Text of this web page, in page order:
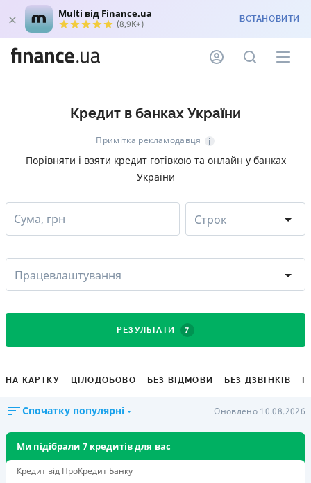
Multi від Finance.ua
(8,9K+) ВСТАНОВИТИ
Кредит в банках України
Примітка рекламодавця
Порівняти і взяти кредит готівкою та онлайн у банках
України
Сума, грн Строк
Працевлаштування
РЕЗУЛЬТАТИ 7
НА КАРТКУ ЦІЛОДОБОВО БЕЗ ВІДМОВИ БЕЗ ДЗВІНКІВ
Спочатку популярні Оновлено 10.08.2026
Ми підібрали 7 кредитів для вас
Кредит від ПроКредит Банку